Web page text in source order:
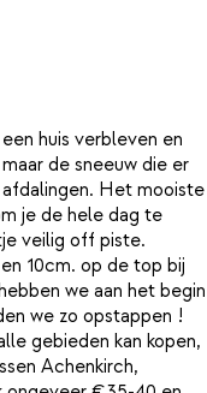
huis verbleven en
de sneeuw die er
Het mooiste
je de hele dag te
veilig off piste.
10cm. op de top bij
we aan het begin
we zo opstappen !
gebieden kan kopen,
Achenkirch,